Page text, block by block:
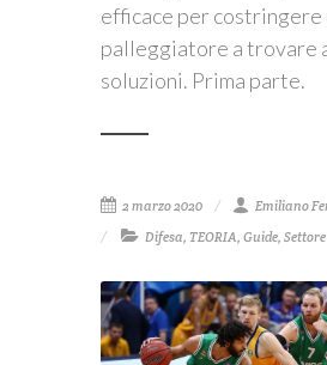
efficace per costringere
palleggiatore a trovare
soluzioni. Prima parte.
2 marzo 2020
Emiliano
Difesa, TEORIA, Guide,